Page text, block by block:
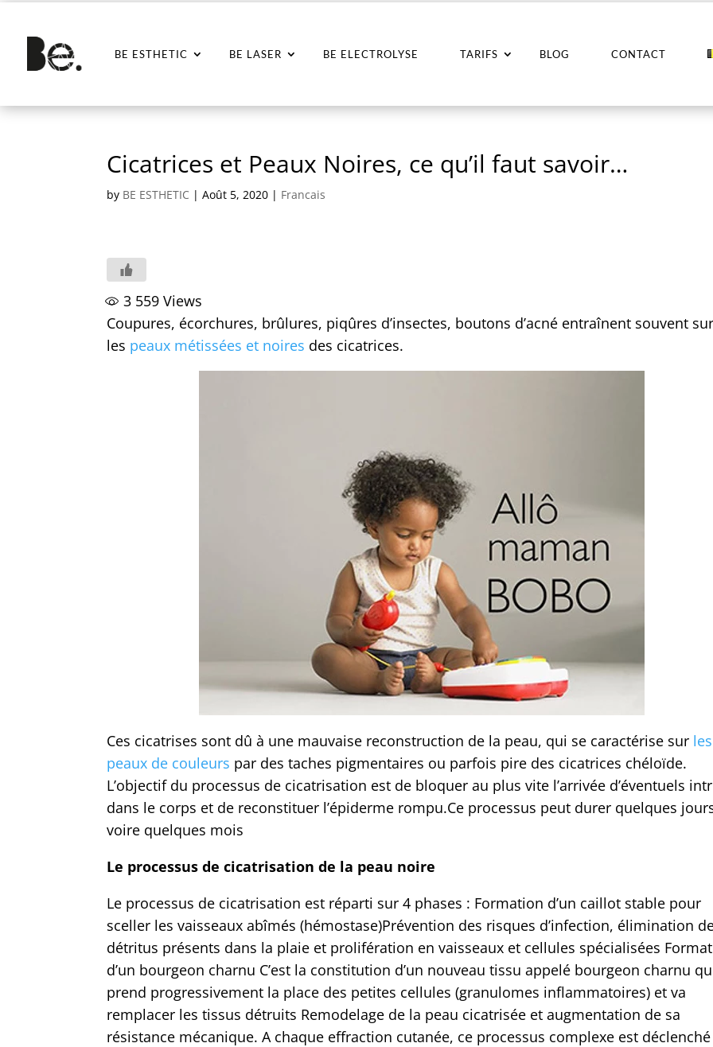
BE ESTHETIC BE LASER BE ELECTROLYSE TARIFS BLOG CONTACT
Cicatrices et Peaux Noires, ce qu’il faut savoir…
by BE ESTHETIC |Août 5, 2020 | Francais
3 559 Views
Coupures, écorchures, brûlures, piqûres d’insectes, boutons d’acné entraînent souvent
les peaux métissées et noires des cicatrices.
Ces cicatrises sont dû à une mauvaise reconstruction de la peau, qui se caractérise sur les
peaux de couleurs par des taches pigmentaires ou parfois pire des cicatrices chéloïde.
L’objectif du processus de cicatrisation est de bloquer au plus vite l’arrivée d’éventuels
dans le corps et de reconstituer l’épiderme rompu.Ce processus peut durer quelques
voire quelques mois
Le processus de cicatrisation de la peau noire
Le processus de cicatrisation est réparti sur 4 phases : Formation d’un caillot stable pour
sceller les vaisseaux abîmés (hémostase)Prévention des risques d’infection, élimination
détritus présents dans la plaie et prolifération en vaisseaux et cellules spécialisées
d’un bourgeon charnu C’est la constitution d’un nouveau tissu appelé bourgeon charnu
prend progressivement la place des petites cellules (granulomes inflammatoires) et va
remplacer les tissus détruits Remodelage de la peau cicatrisée et augmentation de sa
résistance mécanique. A chaque effraction cutanée, ce processus complexe est déclenché